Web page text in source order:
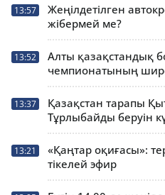
13:57
Жеңілдетілген
жібермей ме?
13:52
Алты қазақстандық
чемпионатының
13:37
Қазақстан тарапы
Тұрлыбайды беруін
13:21
«Қаңтар оқиғасы»:
тікелей эфир